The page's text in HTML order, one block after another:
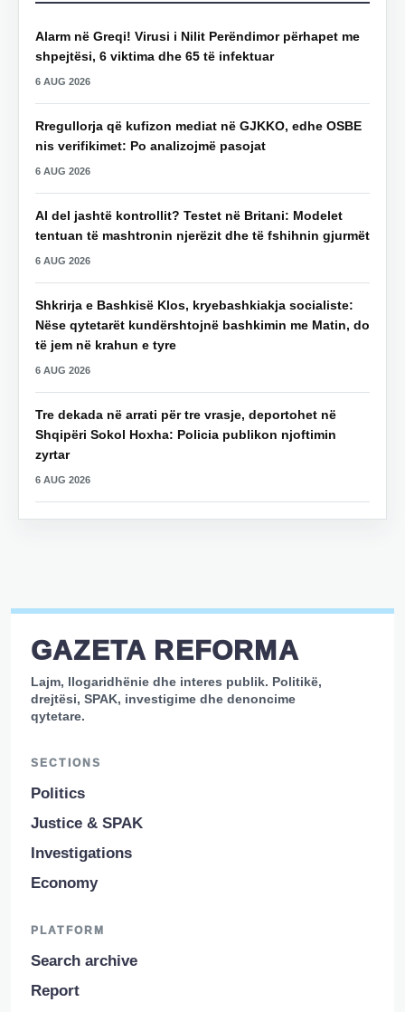
Alarm në Greqi! Virusi i Nilit Perëndimor përhapet me
shpejtësi, 6 viktima dhe 65 të infektuar
6 AUG 2026
Rregullorja që kufizon mediat në GJKKO, edhe OSBE
nis verifikimet: Po analizojmë pasojat
6 AUG 2026
AI del jashtë kontrollit? Testet në Britani: Modelet
tentuan të mashtronin njerëzit dhe të fshihnin gjurmët
6 AUG 2026
Shkrirja e Bashkisë Klos, kryebashkiakja socialiste:
Nëse qytetarët kundërshtojnë bashkimin me Matin, do
të jem në krahun e tyre
6 AUG 2026
Tre dekada në arrati për tre vrasje, deportohet në
Shqipëri Sokol Hoxha: Policia publikon njoftimin
zyrtar
6 AUG 2026
GAZETA REFORMA
Lajm, llogaridhënie dhe interes publik. Politikë,
drejtësi, SPAK, investigime dhe denoncime
qytetare.
SECTIONS
Politics
Justice & SPAK
Investigations
Economy
PLATFORM
Search archive
Report